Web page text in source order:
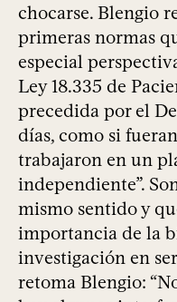
chocarse. Blengio
primeras normas
especial
Ley 18.335 de
precedida por el
días, como si
trabajaron en un
independiente”.
mismo sentido y
importancia de la
investigación en
retoma Blengio: